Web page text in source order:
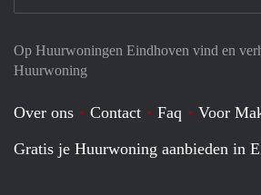
Op Huurwoningen Eindhoven vind en
Huurwoning
Over ons Contact Faq
Voor
Gratis je Huurwoning aanbieden in